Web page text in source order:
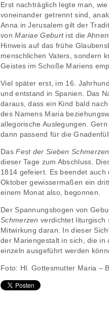
Erst nachträglich legte man,
voneinander getrennt sind,
Anna in Jerusalem gilt der
vonMariae Geburtist die
Hinweis auf das frühe
menschlichen Vaters, sondern
Geistes im Schoße Mariens
Viel später erst, im 16.
und entstand in Spanien. Das
daraus, dass ein Kind bald
des Namens Maria
allegorische Auslegungen.
dann passend für die
DasFest der Sieben
dieser Tage zum Abschluss.
1814 gefeiert. Es beendet
Oktober gewissermaßen ein
einem Monat also, begonnen.
Der Spannungsbogen von
Schmerzen verdichtet liturgisch
Mitwirkung daran. In dieser
der Mariengestalt in sich, die in
einzeln ausgeführt werden
Foto: Hl. Gottesmutter Maria –